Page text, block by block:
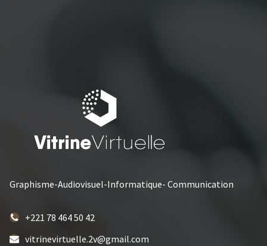
Graphisme-Audiovisuel-Informatique- Communication
+221 78 464 50 42
vitrinevirtuelle.2v@gmail.com